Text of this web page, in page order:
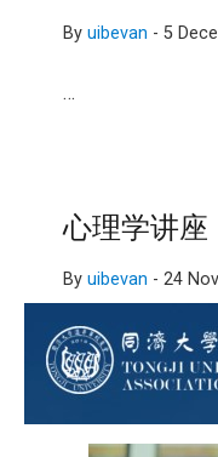
By uibevan - 5
…
心理学讲座
By uibevan - 24